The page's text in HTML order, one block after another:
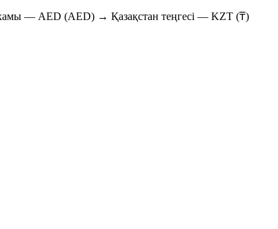
— AED (AED) → Қазақстан теңгесі — KZT (₸)